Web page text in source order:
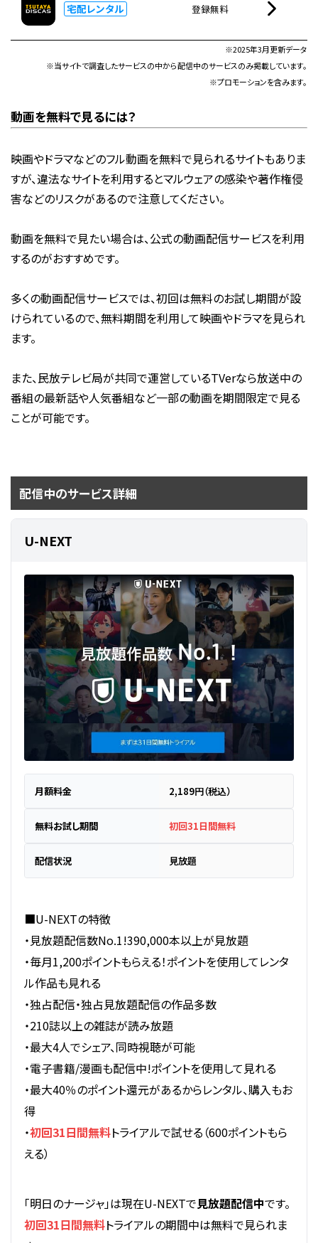
宅配レンタル 登録無料
※2025年3月更新データ
※当サイトで調査したサービスの中から配信中のサービスのみ掲載しています。
※プロモーションを含みます。
動画を無料で見るには？
映画やドラマなどのフル動画を無料で見られるサイトもありま
すが、違法なサイトを利用するとマルウェアの感染や著作権侵
害などのリスクがあるので注意してください。
動画を無料で見たい場合は、公式の動画配信サービスを利用
するのがおすすめです。
多くの動画配信サービスでは、初回は無料のお試し期間が設
けられているので、無料期間を利用して映画やドラマを見られ
ます。
また、民放テレビ局が共同で運営しているTVerなら放送中の
番組の最新話や人気番組など一部の動画を期間限定で見る
ことが可能です。
配信中のサービス詳細
U-NEXT
月額料金 2,189円（税込）
無料お試し期間 初回31日間無料
配信状況 見放題
■U-NEXTの特徴
・見放題配信数No.1!390,000本以上が見放題
・毎月1,200ポイントもらえる！ポイントを使用してレンタ
ル作品も見れる
・独占配信・独占見放題配信の作品多数
・210誌以上の雑誌が読み放題
・最大4人でシェア、同時視聴が可能
・電子書籍/漫画も配信中!ポイントを使用して見れる
・最大40％のポイント還元があるからレンタル、購入もお
得
・初回31日間無料トライアルで試せる（600ポイントもら
える）
「明日のナージャ」は現在U-NEXTで見放題配信中です。
初回31日間無料トライアルの期間中は無料で見られま